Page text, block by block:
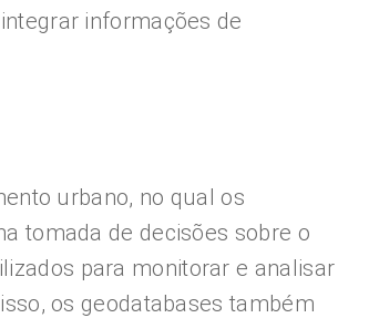
informações de
urbano, no qual os
tomada de decisões sobre o
para monitorar e analisar
os geodatabases também